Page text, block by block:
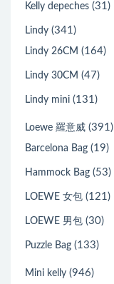
Kelly depeches (31)
Lindy (341)
Lindy 26CM (164)
Lindy 30CM (47)
Lindy mini (131)
Loewe 羅意威 (391)
Barcelona Bag (19)
Hammock Bag (53)
LOEWE 女包 (121)
LOEWE 男包 (30)
Puzzle Bag (133)
Mini kelly (946)